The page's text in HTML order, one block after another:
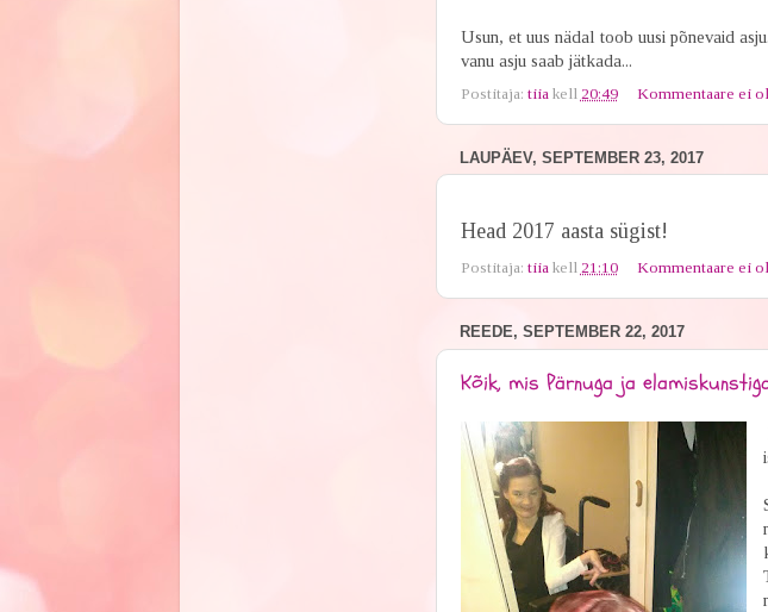
Usun, et uus nädal toob uusi põnevaid
vanu asju saab jätkada...
Postitaja: tiia kell 20:49 Kommentaare ei
LAUPÄEV, SEPTEMBER 23, 2017
Head 2017 aasta sügist!
Postitaja: tiia kell 21:10 Kommentaare ei
REEDE, SEPTEMBER 22, 2017
Kõik, mis Pärnuga ja